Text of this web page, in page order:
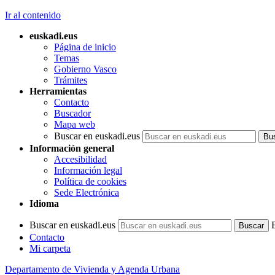
Ir al contenido
euskadi.eus
Página de inicio
Temas
Gobierno Vasco
Trámites
Herramientas
Contacto
Buscador
Mapa web
Buscar en euskadi.eus
Información general
Accesibilidad
Información legal
Política de cookies
Sede Electrónica
Idioma
Buscar en euskadi.eus
Contacto
Mi carpeta
Departamento de Vivienda y Agenda Urbana